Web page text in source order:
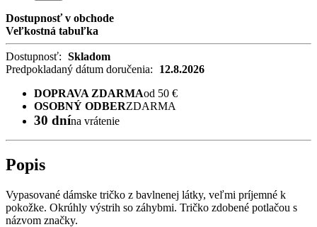
Dostupnosť v obchode
Veľkostná tabuľka
Dostupnosť: Skladom
Predpokladaný dátum doručenia:
12.8.2026
DOPRAVA ZDARMAod 50 €
OSOBNÝ ODBERZDARMA
30 dnína vrátenie
Popis
Vypasované dámske tričko z bavlnenej látky, veľmi príjemné k
pokožke. Okrúhly výstrih so záhybmi. Tričko zdobené potlačou s
názvom značky.